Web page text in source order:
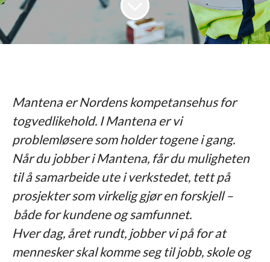
Mantena er Nordens kompetansehus for
togvedlikehold. I Mantena er vi
problemløsere som holder togene i gang.
Når du jobber i Mantena, får du muligheten
til å samarbeide ute i verkstedet, tett på
prosjekter som virkelig gjør en forskjell –
både for kundene og samfunnet.
Hver dag, året rundt, jobber vi på for at
mennesker skal komme seg til jobb, skole og